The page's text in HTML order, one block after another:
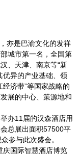
亦是巴渝文化的发祥
城市第一名，全国第
、天津、南京等“新
优异的产业基础、领
经济带”等国家战略的
展的中心、策源地和
办11届的汉森酒店用
总展出面积57500平
参与此次盛会。
庆国际智慧酒店博览